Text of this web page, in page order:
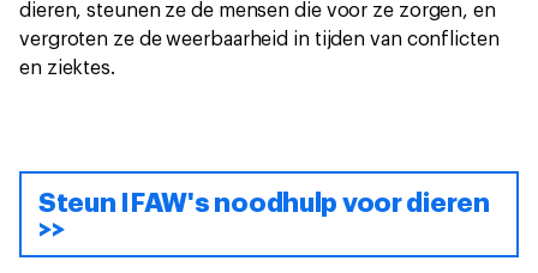
dieren, steunen ze de mensen die voor ze zorgen, en
vergroten ze de weerbaarheid in tijden van conflicten
en ziektes.
Steun IFAW's noodhulp voor dieren
>>